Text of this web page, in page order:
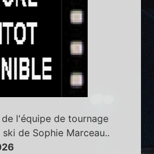
l'équipe de tournage
de Sophie Marceau..